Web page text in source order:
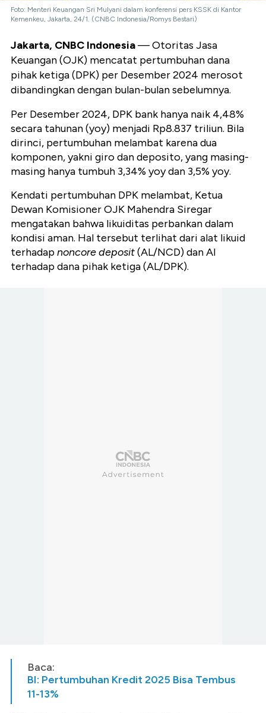
Foto: Menteri Keuangan Sri Mulyani dalam konferensi pers KSSK di Kantor
Kemenkeu, Jakarta, 24/1. (CNBC Indonesia/Romys Bestari)
Jakarta, CNBC Indonesia— Otoritas Jasa
Keuangan (OJK) mencatat pertumbuhan dana
pihak ketiga (DPK) per Desember 2024 merosot
dibandingkan dengan bulan-bulan sebelumnya.
Per Desember 2024, DPK bank hanya naik 4,48%
secara tahunan (yoy) menjadi Rp8.837 triliun. Bila
dirinci, pertumbuhan melambat karena dua
komponen, yakni giro dan deposito, yang masing-
masing hanya tumbuh 3,34% yoy dan 3,5% yoy.
Kendati pertumbuhan DPK melambat, Ketua
Dewan Komisioner OJK Mahendra Siregar
mengatakan bahwa likuiditas perbankan dalam
kondisi aman. Hal tersebut terlihat dari alat likuid
terhadapnoncore deposit(AL/NCD) dan Al
terhadap dana pihak ketiga (AL/DPK).
Baca:
BI: Pertumbuhan Kredit 2025 Bisa Tembus
11-13%